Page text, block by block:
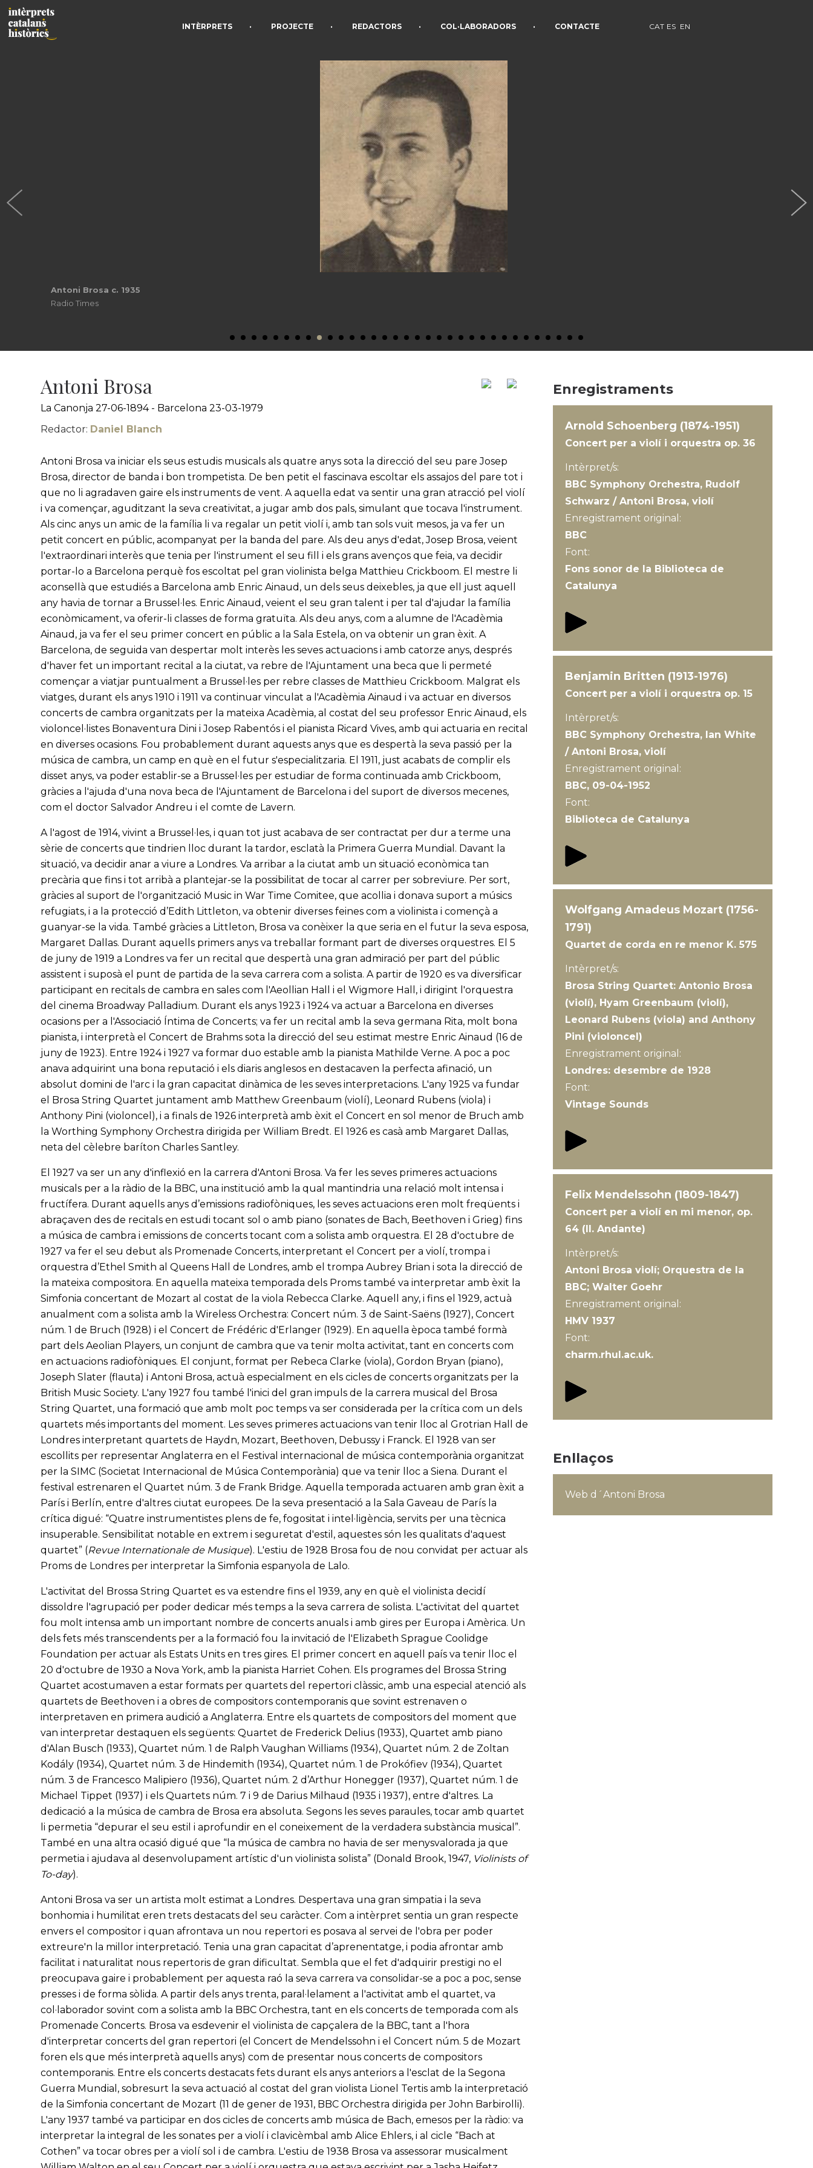
INTÈRPRETS • PROJECTE • REDACTORS • COL·LABORADORS • CONTACTE CAT ES EN
Antoni Brosa, 1935
Radio Times
Antoni Brosa
La Canonja 27-06-1894 - Barcelona 23-03-1979
Redactor: Daniel Blanch
Antoni Brosa va iniciar els seus estudis musicals als quatre anys sota la direcció del seu pare Josep
Brosa, director de banda i bon trompetista. De ben petit el fascinava escoltar els assajos del pare tot i
que no li agradaven gaire els instruments de vent. A aquella edat va sentir una gran atracció pel violí
i va començar, aguditzant la seva creativitat, a jugar amb dos pals, simulant que tocava l'instrument.
Als cinc anys un amic de la família li va regalar un petit violí i, amb tan sols vuit mesos, ja va fer un
petit concert en públic, acompanyat per la banda del pare. Als deu anys d'edat, Josep Brosa, veient
l'extraordinari interès que tenia per l'instrument el seu fill i els grans avenços que feia, va decidir
portar-lo a Barcelona perquè fos escoltat pel gran violinista belga Matthieu Crickboom. El mestre li
aconsellà que estudiés a Barcelona amb Enric Ainaud, un dels seus deixebles, ja que ell just aquell
any havia de tornar a Brussel·les. Enric Ainaud, veient el seu gran talent i per tal d'ajudar la família
econòmicament, va oferir-li classes de forma gratuïta. Als deu anys, com a alumne de l'Acadèmia
Ainaud, ja va fer el seu primer concert en públic a la Sala Estela, on va obtenir un gran èxit. A
Barcelona, de seguida van despertar molt interès les seves actuacions i amb catorze anys, després
d'haver fet un important recital a la ciutat, va rebre de l'Ajuntament una beca que li permeté
començar a viatjar puntualment a Brussel·les per rebre classes de Matthieu Crickboom. Malgrat els
viatges, durant els anys 1910 i 1911 va continuar vinculat a l'Acadèmia Ainaud i va actuar en diversos
concerts de cambra organitzats per la mateixa Acadèmia, al costat del seu professor Enric Ainaud, els
violoncel·listes Bonaventura Dini i Josep Rabentós i el pianista Ricard Vives, amb qui actuaria en recital
en diverses ocasions. Fou probablement durant aquests anys que es despertà la seva passió per la
música de cambra, un camp en què en el futur s'especialitzaria. El 1911, just acabats de complir els
disset anys, va poder establir-se a Brussel·les per estudiar de forma continuada amb Crickboom,
gràcies a l'ajuda d'una nova beca de l'Ajuntament de Barcelona i del suport de diversos mecenes,
com el doctor Salvador Andreu i el comte de Lavern.
A l'agost de 1914, vivint a Brussel·les, i quan tot just acabava de ser contractat per dur a terme una
sèrie de concerts que tindrien lloc durant la tardor, esclatà la Primera Guerra Mundial. Davant la
situació, va decidir anar a viure a Londres. Va arribar a la ciutat amb un situació econòmica tan
precària que fins i tot arribà a plantejar-se la possibilitat de tocar al carrer per sobreviure. Per sort,
gràcies al suport de l'organització Music in War Time Comitee, que acollia i donava suport a músics
refugiats, i a la protecció d’Edith Littleton, va obtenir diverses feines com a violinista i començà a
guanyar-se la vida. També gràcies a Littleton, Brosa va conèixer la que seria en el futur la seva esposa,
Margaret Dallas. Durant aquells primers anys va treballar formant part de diverses orquestres. El 5
de juny de 1919 a Londres va fer un recital que despertà una gran admiració per part del públic
assistent i suposà el punt de partida de la seva carrera com a solista. A partir de 1920 es va diversificar
participant en recitals de cambra en sales com l'Aeollian Hall i el Wigmore Hall, i dirigint l'orquestra
del cinema Broadway Palladium. Durant els anys 1923 i 1924 va actuar a Barcelona en diverses
ocasions per a l'Associació Íntima de Concerts; va fer un recital amb la seva germana Rita, molt bona
pianista, i interpretà el Concert de Brahms sota la direcció del seu estimat mestre Enric Ainaud (16 de
juny de 1923). Entre 1924 i 1927 va formar duo estable amb la pianista Mathilde Verne. A poc a poc
anava adquirint una bona reputació i els diaris anglesos en destacaven la perfecta afinació, un
absolut domini de l'arc i la gran capacitat dinàmica de les seves interpretacions. L'any 1925 va fundar
el Brosa String Quartet juntament amb Matthew Greenbaum (violí), Leonard Rubens (viola) i
Anthony Pini (violoncel), i a finals de 1926 interpretà amb èxit el Concert en sol menor de Bruch amb
la Worthing Symphony Orchestra dirigida per William Bredt. El 1926 es casà amb Margaret Dallas,
neta del cèlebre baríton Charles Santley.
El 1927 va ser un any d'inflexió en la carrera d'Antoni Brosa. Va fer les seves primeres actuacions
musicals per a la ràdio de la BBC, una institució amb la qual mantindria una relació molt intensa i
fructífera. Durant aquells anys d’emissions radiofòniques, les seves actuacions eren molt freqüents i
abraçaven des de recitals en estudi tocant sol o amb piano (sonates de Bach, Beethoven i Grieg) fins
a música de cambra i emissions de concerts tocant com a solista amb orquestra. El 28 d'octubre de
1927 va fer el seu debut als Promenade Concerts, interpretant el Concert per a violí, trompa i
orquestra d’Ethel Smith al Queens Hall de Londres, amb el trompa Aubrey Brian i sota la direcció de
la mateixa compositora. En aquella mateixa temporada dels Proms també va interpretar amb èxit la
Simfonia concertant de Mozart al costat de la viola Rebecca Clarke. Aquell any, i fins el 1929, actuà
anualment com a solista amb la Wireless Orchestra: Concert núm. 3 de Saint-Saëns (1927), Concert
núm. 1 de Bruch (1928) i el Concert de Frédéric d'Erlanger (1929). En aquella època també formà
part dels Aeolian Players, un conjunt de cambra que va tenir molta activitat, tant en concerts com
en actuacions radiofòniques. El conjunt, format per Rebeca Clarke (viola), Gordon Bryan (piano),
Joseph Slater (flauta) i Antoni Brosa, actuà especialment en els cicles de concerts organitzats per la
British Music Society. L'any 1927 fou també l'inici del gran impuls de la carrera musical del Brosa
String Quartet, una formació que amb molt poc temps va ser considerada per la crítica com un dels
quartets més importants del moment. Les seves primeres actuacions van tenir lloc al Grotrian Hall de
Londres interpretant quartets de Haydn, Mozart, Beethoven, Debussy i Franck. El 1928 van ser
escollits per representar Anglaterra en el Festival internacional de música contemporània organitzat
per la SIMC (Societat Internacional de Música Contemporània) que va tenir lloc a Siena. Durant el
festival estrenaren el Quartet núm. 3 de Frank Bridge. Aquella temporada actuaren amb gran èxit a
París i Berlín, entre d'altres ciutat europees. De la seva presentació a la Sala Gaveau de París la
crítica digué: “Quatre instrumentistes plens de fe, fogositat i intel·ligència, servits per una tècnica
insuperable. Sensibilitat notable en extrem i seguretat d'estil, aquestes són les qualitats d'aquest
quartet” (Revue Internationale de Musique). L'estiu de 1928 Brosa fou de nou convidat per actuar als
Proms de Londres per interpretar la Simfonia espanyola de Lalo.
L'activitat del Brossa String Quartet es va estendre fins el 1939, any en què el violinista decidí
dissoldre l'agrupació per poder dedicar més temps a la seva carrera de solista. L'activitat del quartet
fou molt intensa amb un important nombre de concerts anuals i amb gires per Europa i Amèrica. Un
dels fets més transcendents per a la formació fou la invitació de l'Elizabeth Sprague Coolidge
Foundation per actuar als Estats Units en tres gires. El primer concert en aquell país va tenir lloc el
20 d'octubre de 1930 a Nova York, amb la pianista Harriet Cohen. Els programes del Brossa String
Quartet acostumaven a estar formats per quartets del repertori clàssic, amb una especial atenció als
quartets de Beethoven i a obres de compositors contemporanis que sovint estrenaven o
interpretaven en primera audició a Anglaterra. Entre els quartets de compositors del moment que
van interpretar destaquen els següents: Quartet de Frederick Delius (1933), Quartet amb piano
d'Alan Busch (1933), Quartet núm. 1 de Ralph Vaughan Williams (1934), Quartet núm. 2 de Zoltan
Kodály (1934), Quartet núm. 3 de Hindemith (1934), Quartet núm. 1 de Prokófiev (1934), Quartet
núm. 3 de Francesco Malipiero (1936), Quartet núm. 2 d’Arthur Honegger (1937), Quartet núm. 1 de
Michael Tippet (1937) i els Quartets núm. 7 i 9 de Darius Milhaud (1935 i 1937), entre d'altres. La
dedicació a la música de cambra de Brosa era absoluta. Segons les seves paraules, tocar amb quartet
li permetia “depurar el seu estil i aprofundir en el coneixement de la verdadera substància musical”.
També en una altra ocasió digué que “la música de cambra no havia de ser menysvalorada ja que
permetia i ajudava al desenvolupament artístic d'un violinista solista” (Donald Brook, 1947, Violinists of
To-day).
Antoni Brosa va ser un artista molt estimat a Londres. Despertava una gran simpatia i la seva
bonhomia i humilitat eren trets destacats del seu caràcter. Com a intèrpret sentia un gran respecte
envers el compositor i quan afrontava un nou repertori es posava al servei de l'obra per poder
extreure'n la millor interpretació. Tenia una gran capacitat d’aprenentatge, i podia afrontar amb
facilitat i naturalitat nous repertoris de gran dificultat. Sembla que el fet d'adquirir prestigi no el
preocupava gaire i probablement per aquesta raó la seva carrera va consolidar-se a poc a poc, sense
presses i de forma sòlida. A partir dels anys trenta, paral·lelament a l'activitat amb el quartet, va
col·laborador sovint com a solista amb la BBC Orchestra, tant en els concerts de temporada com als
Promenade Concerts. Brosa va esdevenir el violinista de capçalera de la BBC, tant a l'hora
d'interpretar concerts del gran repertori (el Concert de Mendelssohn i el Concert núm. 5 de Mozart
foren els que més interpretà aquells anys) com de presentar nous concerts de compositors
contemporanis. Entre els concerts destacats fets durant els anys anteriors a l'esclat de la Segona
Guerra Mundial, sobresurt la seva actuació al costat del gran violista Lionel Tertis amb la interpretació
de la Simfonia concertant de Mozart (11 de gener de 1931, BBC Orchestra dirigida per John Barbirolli).
L'any 1937 també va participar en dos cicles de concerts amb música de Bach, emesos per la ràdio: va
interpretar la integral de les sonates per a violí i clavicèmbal amb Alice Ehlers, i al cicle “Bach at
Cothen” va tocar obres per a violí sol i de cambra. L'estiu de 1938 Brosa va assessorar musicalment
Enregistraments
Arnold Schoenberg (1874-1951)
Concert per a violí i orquestra op. 36
Intèrpret/s:
BBC Symphony Orchestra, Rudolf
Schwarz / Antoni Brosa, violí
Enregistrament original:
BBC
Font:
Fons sonor de la Biblioteca de
Catalunya
Benjamin Britten (1913-1976)
Concert per a violí i orquestra op. 15
Intèrpret/s:
BBC Symphony Orchestra, Ian White
/ Antoni Brosa, violí
Enregistrament original:
BBC, 09-04-1952
Font:
Biblioteca de Catalunya
Wolfgang Amadeus Mozart (1756-
1791)
Quartet de corda en re menor K. 575
Intèrpret/s:
Brosa String Quartet: Antonio Brosa
(violí), Hyam Greenbaum (violí),
Leonard Rubens (viola) and Anthony
Pini (violoncel)
Enregistrament original:
Londres: desembre de 1928
Font:
Vintage Sounds
Felix Mendelssohn (1809-1847)
Concert per a violí en mi menor, op.
64 (II. Andante)
Intèrpret/s:
Antoni Brosa violí; Orquestra de la
BBC; Walter Goehr
Enregistrament original:
HMV 1937
Font:
charm.rhul.ac.uk.
Enllaços
Web d´Antoni Brosa